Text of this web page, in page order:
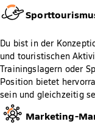
Du bist in der
und touristischen
Trainingslagern oder
Position bietet
sein und gleichzeitig
Marketing-